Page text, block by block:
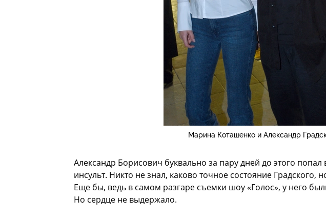
Марина Коташенко и Александр
Александр Борисович буквально за пару дней до этого
инсульт. Никто не знал, каково точное состояние Градского,
Еще бы, ведь в самом разгаре съемки шоу «Голос», у него
Но сердце не выдержало.